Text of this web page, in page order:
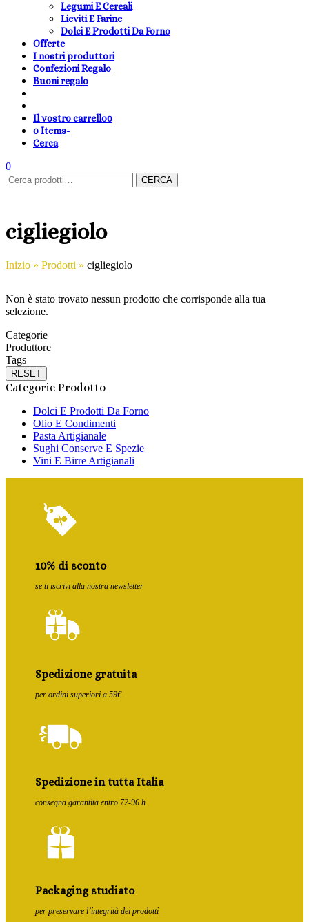
Legumi E Cereali
Lieviti E Farine
Dolci E Prodotti Da Forno
Offerte
I nostri produttori
Confezioni Regalo
Buoni regalo
Il vostro carrello0
0 Items-
Cerca
0shopping-
basket
Area
Clienti
search
cambia
lingua
Carrello
Cerca: CERCA
cigliegiolo
Inizio » Prodotti » cigliegiolo
Non è stato trovato nessun prodotto che corrisponde alla tua
selezione.
Categorie
Produttore
Tags
RESET
Categorie Prodotto
Dolci E Prodotti Da Forno
Olio E Condimenti
Pasta Artigianale
Sughi Conserve E Spezie
Vini E Birre Artigianali
10% di sconto
se ti iscrivi alla nostra newsletter
Spedizione gratuita
per ordini superiori a 59€
Spedizione in tutta Italia
consegna garantita entro 72-96 h
Packaging studiato
per preservare l’integrità dei prodotti